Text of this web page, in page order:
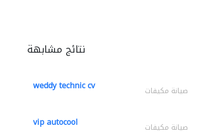
نتائج مشابهة
weddy technic cv صيانة مكيفات
vip autocool صيانة مكيفات